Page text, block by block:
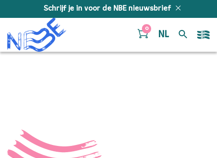
Schrijf je in voor de NBE nieuwsbrief
0
NL